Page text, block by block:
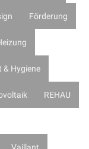
Förderung
& Hygiene
REHAU